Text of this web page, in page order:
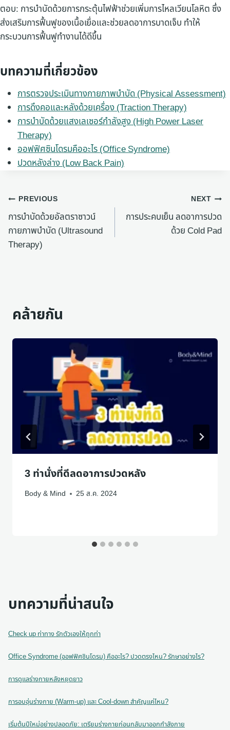
ตอบ: การบำบัดด้วยการกระตุ้นไฟฟ้าช่วยเพิ่มการไหลเวียนโลหิต ซึ่ง
ส่งเสริมการฟื้นฟูของเนื้อเยื่อและช่วยลดอาการบาดเจ็บ ทำให้
กระบวนการฟื้นฟูทำงานได้ดีขึ้น
บทความที่เกี่ยวข้อง
การตรวจประเมินทางกายภาพบำบัด (Physical Assessment)
การดึงคอและหลังด้วยเครื่อง (Traction Therapy)
การบำบัดด้วยแสงเลเซอร์กำลังสูง (High Power Laser
Therapy)
ออฟฟิศซินโดรมคืออะไร (Office Syndrome)
ปวดหลังล่าง (Low Back Pain)
แนะแนว
เรื่อง
PREVIOUS
การบำบัดด้วยอัลตราซาวน์
กายภาพบำบัด (Ultrasound
Therapy)
NEXT
การประคบเย็น ลดอาการปวด
ด้วย Cold Pad
คล้ายกัน
3 ท่านั่งที่ดีลดอาการปวดหลัง
Body & Mind 25 ส.ค. 2024
บทความที่น่าสนใจ
Check up ท่าทาง รักตัวเองให้ถูกท่า
Office Syndrome (ออฟฟิศซินโดรม) คืออะไร? ปวดตรงไหน? รักษาอย่างไร?
การดูแลร่างกายหลังหยุดยาว
การอบอุ่นร่างกาย (Warm-up) และ Cool-down สำคัญแค่ไหน?
เริ่มต้นปีใหม่อย่างปลอดภัย: เตรียมร่างกายก่อนกลับมาออกกำลังกาย